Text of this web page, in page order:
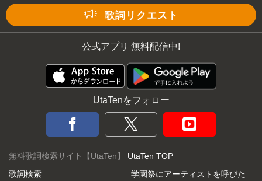
歌詞リクエスト
公式アプリ 無料配信中!
UtaTenをフォロー
無料歌詞検索サイト【UtaTen】 UtaTen TOP
歌詞検索
学園祭にアーティストを呼びた